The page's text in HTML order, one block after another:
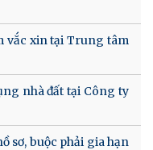
vắc xin tại Trung tâm
nhà đất tại Công ty
sơ, buộc phải gia hạn